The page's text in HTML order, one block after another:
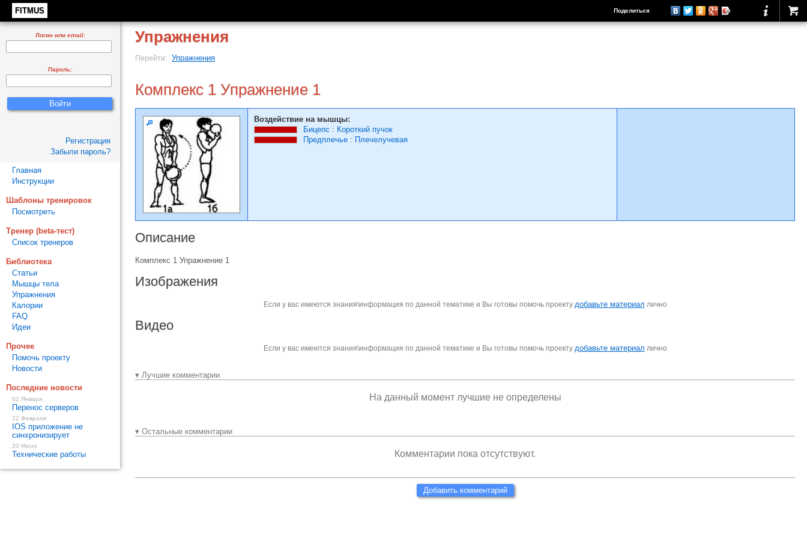
FITMUS Поделиться
Упражнения
Перейти: Упражнения
Комплекс 1 Упражнение 1
Воздействие на мышцы:
Бицепс : Короткий пучок
Предплечье : Плечелучевая
Описание
Комплекс 1 Упражнение 1
Изображения
Если у вас имеются знания\информация по данной тематике и Вы готовы помочь проекту добавьте материал лично
Видео
Если у вас имеются знания\информация по данной тематике и Вы готовы помочь проекту добавьте материал лично
▾ Лучшие комментарии
На данный момент лучшие не определены
▾ Остальные комментарии
Комментарии пока отсутствуют.
Добавить комментарий
Логин или email:
Пароль:
Регистрация
Забыли пароль?
Главная
Инструкции
Шаблоны тренировок
Посмотреть
Тренер (beta-тест)
Список тренеров
Библиотека
Статьи
Мышцы тела
Упражнения
Калории
FAQ
Идеи
Прочее
Помочь проекту
Новости
Последние новости
02 Января
Перенос серверов
22 Февраля
IOS приложение не
синхронизирует
20 Июня
Технические работы